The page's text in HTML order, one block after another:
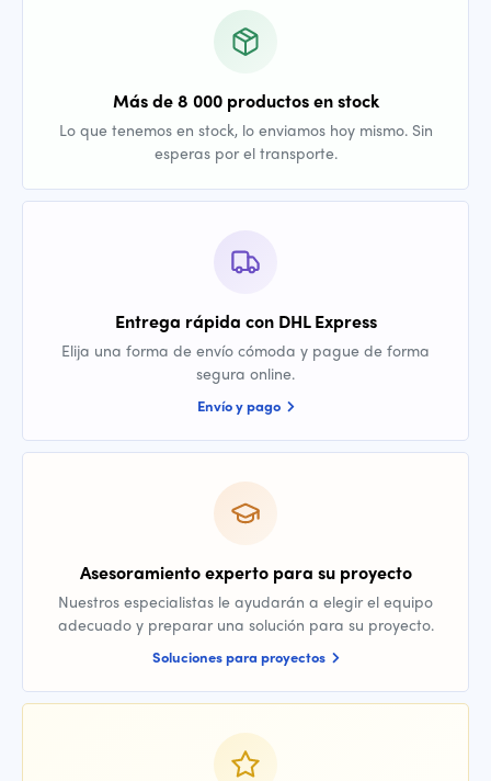
Más de 8 000 productos en stock
Lo que tenemos en stock, lo enviamos hoy mismo. Sin
esperas por el transporte.
Entrega rápida con DHL Express
Elija una forma de envío cómoda y pague de forma
segura online.
Envío y pago
Asesoramiento experto para su proyecto
Nuestros especialistas le ayudarán a elegir el equipo
adecuado y preparar una solución para su proyecto.
Soluciones para proyectos